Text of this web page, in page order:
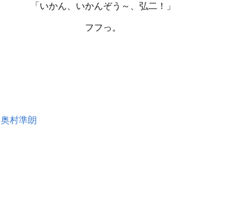
「いかん、いかんぞう～、弘二！」
フフっ。
奥村準朗